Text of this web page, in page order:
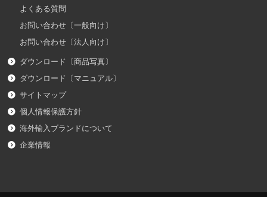
よくある質問
お問い合わせ〔一般向け〕
お問い合わせ〔法人向け〕
ダウンロード〔商品写真〕
ダウンロード〔マニュアル〕
サイトマップ
個人情報保護方針
海外輸入ブランドについて
企業情報